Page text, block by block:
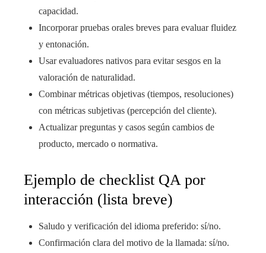
capacidad.
Incorporar pruebas orales breves para evaluar fluidez
y entonación.
Usar evaluadores nativos para evitar sesgos en la
valoración de naturalidad.
Combinar métricas objetivas (tiempos, resoluciones)
con métricas subjetivas (percepción del cliente).
Actualizar preguntas y casos según cambios de
producto, mercado o normativa.
Ejemplo de checklist QA por
interacción (lista breve)
Saludo y verificación del idioma preferido: sí/no.
Confirmación clara del motivo de la llamada: sí/no.